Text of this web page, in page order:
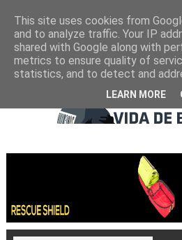
This site uses cookies from
and to analyze traffic. Your IP
shared with Google along with
metrics to ensure quality of
statistics, and to detect and
LEARN MORE